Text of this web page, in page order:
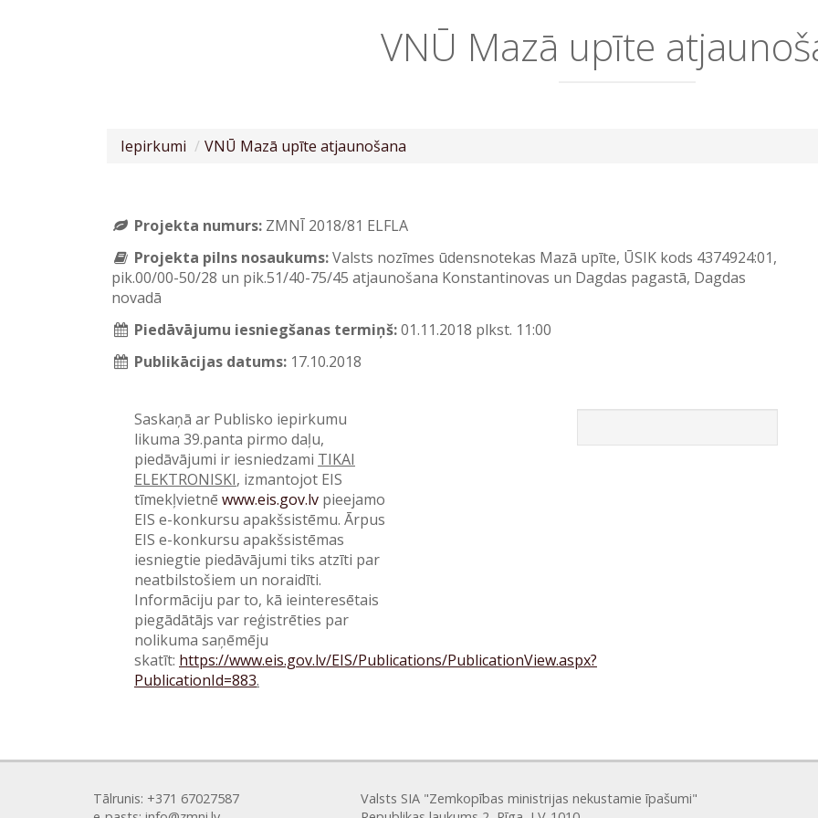
VNŪ Mazā upīte
Iepirkumi VNŪ Mazā upīte atjaunošana
Projekta numurs: ZMNĪ 2018/81 ELFLA
Projekta pilns nosaukums:Valsts nozīmes ūdensnotekas Mazā upīte, ŪSIK kods 4374924:01,
pik.00/00-50/28 un pik.51/40-75/45 atjaunošana Konstantinovas un Dagdas pagastā, Dagdas
novadā
Piedāvājumu iesniegšanas termiņš:01.11.2018 plkst. 11:00
Publikācijas datums: 17.10.2018
Saskaņā ar Publisko iepirkumu
likuma 39.panta pirmo daļu,
piedāvājumi ir iesniedzami TIKAI
ELEKTRONISKI, izmantojot EIS
tīmekļvietnē www.eis.gov.lv pieejamo
EIS e-konkursu apakšsistēmu. Ārpus
EIS e-konkursu apakšsistēmas
iesniegtie piedāvājumi tiks atzīti par
neatbilstošiem un noraidīti.
Informāciju par to, kā ieinteresētais
piegādātājs var reģistrēties par
nolikuma saņēmēju
skatīt: https://www.eis.gov.lv/EIS/Publications/PublicationView.aspx?
PublicationId=883.
Tālrunis: +371 67027587
Valsts SIA "Zemkopības ministrijas nekustamie īpašumi"